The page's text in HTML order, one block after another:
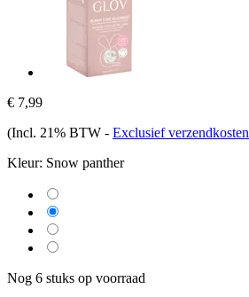
€ 7,99
(Incl. 21% BTW - Exclusief verzendkosten
Kleur: Snow panther
Nog 6 stuks op voorraad